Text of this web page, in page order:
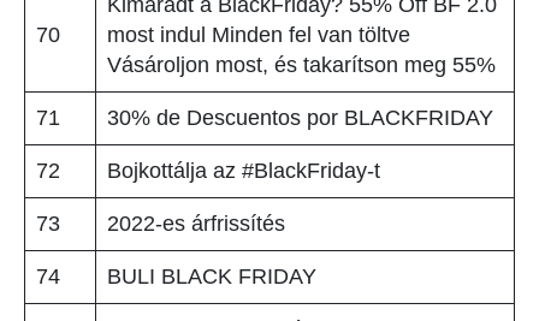
70
Kimaradt a BlackFriday? 55% Off BF 2.0
most indul Minden fel van töltve
Vásároljon most, és takarítson meg 55%
71 30% de Descuentos por BLACKFRIDAY
72 Bojkottálja az #BlackFriday-t
73 2022-es árfrissítés
74 BULI BLACK FRIDAY